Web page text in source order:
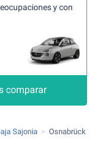
y con
comparar
Sajonia Osnabrück